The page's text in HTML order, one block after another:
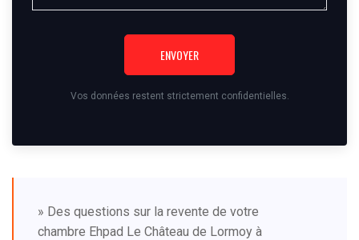
ENVOYER
Vos données restent strictement confidentielles.
» Des questions sur la revente de votre
chambre Ehpad Le Château de Lormoy à